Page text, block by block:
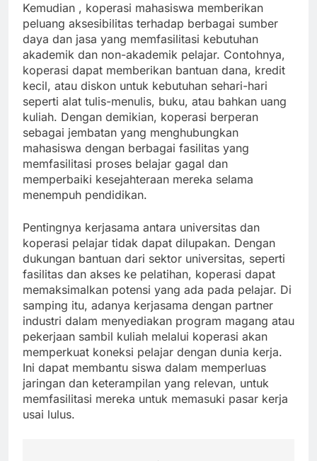
Kemudian , koperasi mahasiswa memberikan
peluang aksesibilitas terhadap berbagai sumber
daya dan jasa yang memfasilitasi kebutuhan
akademik dan non-akademik pelajar. Contohnya,
koperasi dapat memberikan bantuan dana, kredit
kecil, atau diskon untuk kebutuhan sehari-hari
seperti alat tulis-menulis, buku, atau bahkan uang
kuliah. Dengan demikian, koperasi berperan
sebagai jembatan yang menghubungkan
mahasiswa dengan berbagai fasilitas yang
memfasilitasi proses belajar gagal dan
memperbaiki kesejahteraan mereka selama
menempuh pendidikan.
Pentingnya kerjasama antara universitas dan
koperasi pelajar tidak dapat dilupakan. Dengan
dukungan bantuan dari sektor universitas, seperti
fasilitas dan akses ke pelatihan, koperasi dapat
memaksimalkan potensi yang ada pada pelajar. Di
samping itu, adanya kerjasama dengan partner
industri dalam menyediakan program magang atau
pekerjaan sambil kuliah melalui koperasi akan
memperkuat koneksi pelajar dengan dunia kerja.
Ini dapat membantu siswa dalam memperluas
jaringan dan keterampilan yang relevan, untuk
memfasilitasi mereka untuk memasuki pasar kerja
usai lulus.